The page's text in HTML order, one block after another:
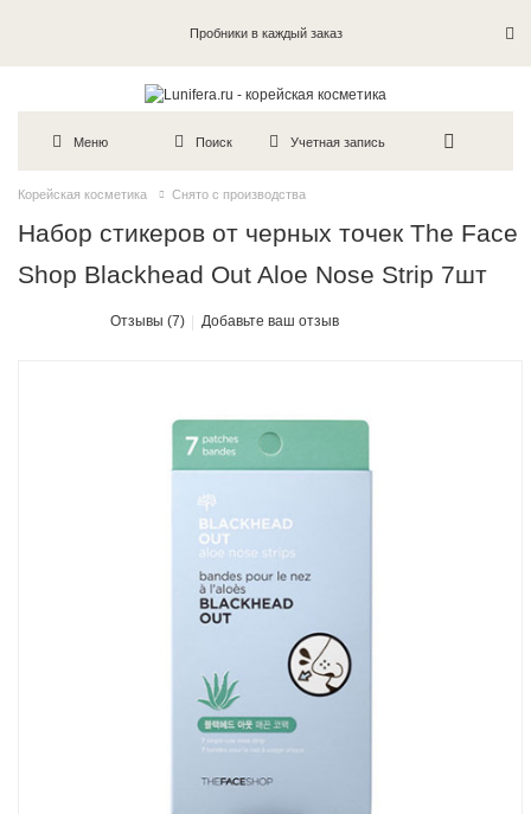
Пробники в каждый заказ
Меню Поиск Учетная запись
Корейская косметика Снято с производства
Набор стикеров от черных точек The Face
Shop Blackhead Out Aloe Nose Strip 7шт
Отзывы (7) Добавьте ваш отзыв